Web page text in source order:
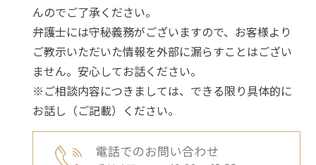
んのでご了承ください。
弁護士には守秘義務がございますので、お客様より
ご教示いただいた情報を外部に漏らすことはござい
ません。安心してお話ください。
※ご相談内容につきましては、できる限り具体的に
お話し（ご記載）ください。